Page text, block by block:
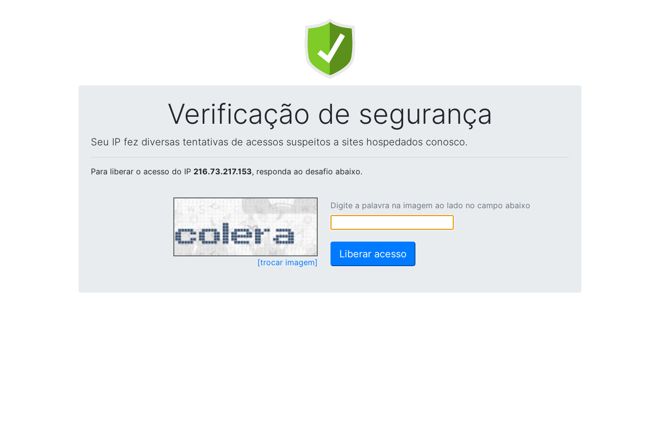
Verificação de segurança
Seu IP fez diversas tentativas de acessos suspeitos a sites hospedados conosco.
Para liberar o acesso do IP 216.73.217.153, responda ao desafio abaixo.
[trocar imagem]
Digite a palavra na imagem ao lado no campo abaixo